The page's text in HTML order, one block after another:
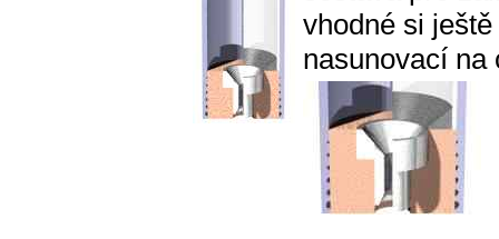
vhodné si
nasunovací na